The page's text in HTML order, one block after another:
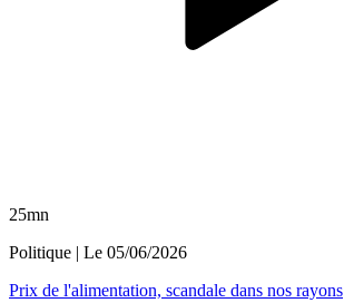
25mn
Politique | Le 05/06/2026
Prix de l'alimentation, scandale dans nos rayons